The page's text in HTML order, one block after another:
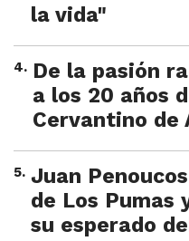
la vida"
4. De la pasión
a los 20 años
Cervantino de
5. Juan
de Los Pumas
su esperado